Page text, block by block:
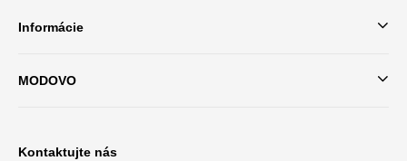
Informácie
MODOVO
Kontaktujte nás